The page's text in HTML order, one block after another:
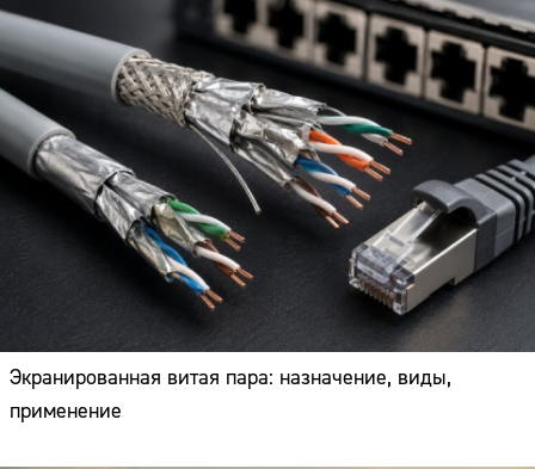
Экранированная витая пара: назначение, виды,
применение